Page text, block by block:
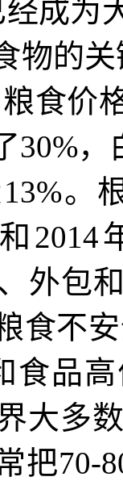
成为
物的
粮食价
30%，
13%。
2014
外包
食不
食品
大多
把70-